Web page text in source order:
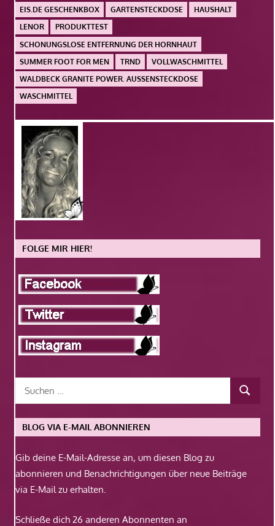
EIS.DE GESCHENKBOX GARTENSTECKDOSE
HAUSHALT
LENOR
PRODUKTTEST
SCHONUNGSLOSE ENTFERNUNG DER HORNHAUT
SUMMER FOOT FOR MEN
TRND
VOLLWASCHMITTEL
WALDBECK GRANITE POWER. AUSSENSTECKDOSE
WASCHMITTEL
FOLGE MIR HIER!
BLOG VIA E-MAIL ABONNIEREN
Gib deine E-Mail-Adresse an, um diesen Blog zu
abonnieren und Benachrichtigungen über neue Beiträge
via E-Mail zu erhalten.
Schließe dich 26 anderen Abonnenten an